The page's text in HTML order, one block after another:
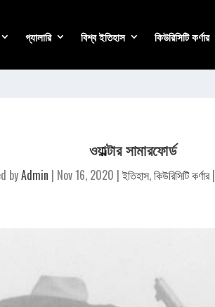
গ্যালারি বিশ্ব ইতিহাস কিউরিসিটি কর্ণার
ওয়াল্টার সামারফোর্ড
byAdmin | Nov 16, 2020 |ইতিহাস,কিউরিসিটি কর্ণার|